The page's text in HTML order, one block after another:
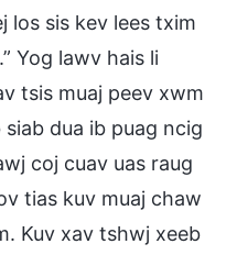
los sis kev lees txim
Yog lawv hais li
tsis muaj peev xwm
dua ib puag ncig
coj cuav uas raug
tias kuv muaj chaw
Kuv xav tshwj xeeb